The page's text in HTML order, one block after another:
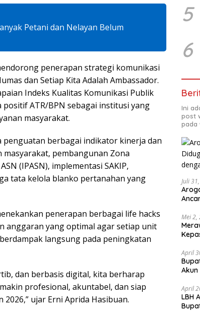
Petani dan Nelayan Belum
penerapan strategi komunikasi
dan Setiap Kita Adalah Ambassador.
Indeks Kualitas Komunikasi Publik
ATR/BPN sebagai institusi yang
masyarakat.
berbagai indikator kinerja dan
pembangunan Zona
(IPASN), implementasi SAKIP,
tata kelola blanko pertanahan yang
penerapan berbagai life hacks
anggaran yang optimal agar setiap unit
langsung pada peningkatan
dan berbasis digital, kita berharap
profesional, akuntabel, dan siap
ujar Erni Aprida Hasibuan.
5
6
Ini
post
pada
Juli
Mei 2,
April
April
LBH